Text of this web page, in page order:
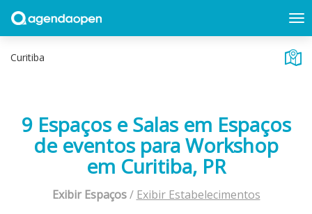
9 Espaços e Salas em Espaços
de eventos para Workshop
em Curitiba, PR
Exibir Espaços/ Exibir Estabelecimentos